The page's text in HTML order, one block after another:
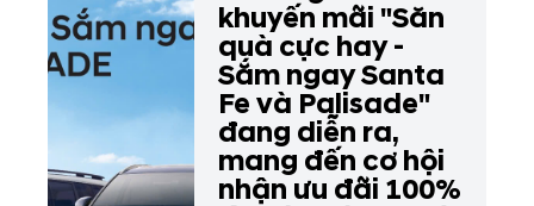
khuyến mãi "Săn
quà cực hay -
Sắm ngay Santa
Fe và Palisade"
đang diễn ra,
mang đến cơ hội
nhận ưu đãi 100%